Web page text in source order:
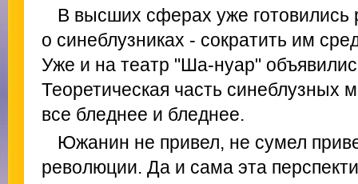
В высших сферах уже готовились
о синеблузниках - сократить им
Уже и на театр "Ша-нуар"
Теоретическая часть синеблузных
все бледнее и бледнее.
Южанин не привел, не сумел
революции. Да и сама эта